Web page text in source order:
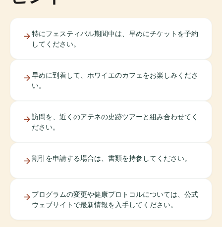
特にフェスティバル期間中は、早めにチケットを予約
してください。
早めに到着して、ホワイエのカフェをお楽しみくださ
い。
訪問を、近くのアテネの史跡ツアーと組み合わせてく
ださい。
割引を申請する場合は、書類を持参してください。
プログラムの変更や健康プロトコルについては、公式
ウェブサイトで最新情報を入手してください。